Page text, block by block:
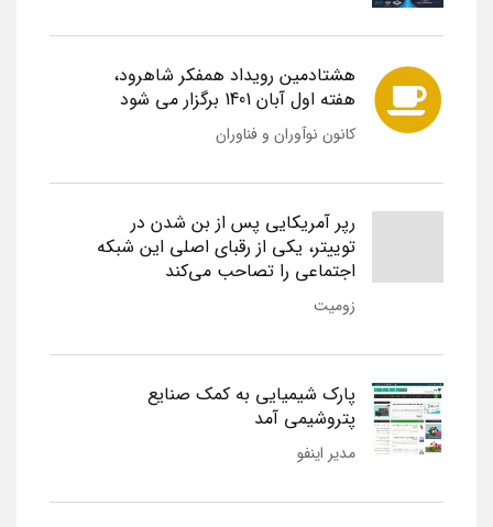
هشتادمین رویداد همفکر شاهرود،
هفته اول آبان 1401 برگزار می شود
کانون نوآوران و فناوران
رپر آمریکایی پس از بن شدن در
توییتر، یکی از رقبای اصلی این شبکه
اجتماعی را تصاحب می‌کند
زومیت
پارک شیمیایی به کمک صنایع
پتروشیمی آمد
مدیر اینفو